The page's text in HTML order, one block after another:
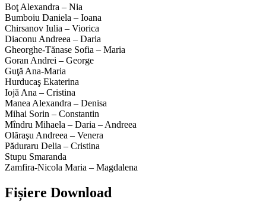
Boţ Alexandra – Nia
Bumboiu Daniela – Ioana
Chirsanov Iulia – Viorica
Diaconu Andreea – Daria
Gheorghe-Tănase Sofia – Maria
Goran Andrei – George
Guţă Ana-Maria
Hurducaş Ekaterina
Iojă Ana – Cristina
Manea Alexandra – Denisa
Mihai Sorin – Constantin
Mîndru Mihaela – Daria – Andreea
Olăraşu Andreea – Venera
Păduraru Delia – Cristina
Stupu Smaranda
Zamfira-Nicola Maria – Magdalena
Fișiere Download